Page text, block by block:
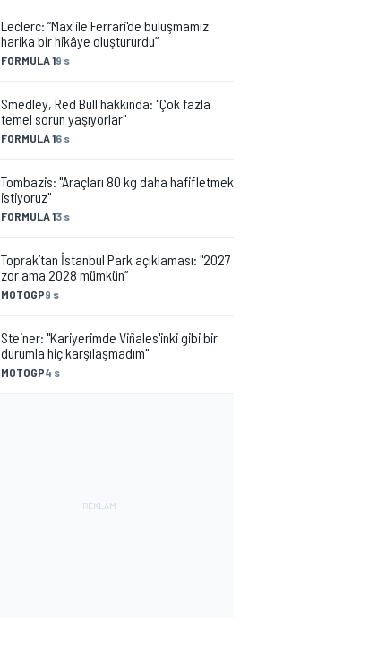
FORMULA 19 s
Leclerc: “Max ile Ferrari'de buluşmamız
harika bir hikâye oluştururdu”
FORMULA 16 s
Smedley, Red Bull hakkında: "Çok fazla
temel sorun yaşıyorlar"
FORMULA 13 s
Tombazis: "Araçları 80 kg daha hafifletmek
istiyoruz"
MOTOGP9 s
Toprak’tan İstanbul Park açıklaması: "2027
zor ama 2028 mümkün”
MOTOGP4 s
Steiner: "Kariyerimde Viñales'inki gibi bir
durumla hiç karşılaşmadım"